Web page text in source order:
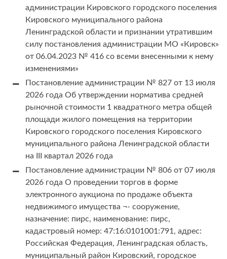
администрации Кировского городского поселения
Кировского муниципального района
Ленинградской области и признании утратившим
силу постановления администрации МО «Кировск»
от 06.04.2023 № 416 со всеми внесенными к нему
изменениями»
Постановление администрации № 827 от 13 июля
2026 года Об утверждении норматива средней
рыночной стоимости 1 квадратного метра общей
площади жилого помещения на территории
Кировского городского поселения Кировского
муниципального района Ленинградской области
на III квартал 2026 года
Постановление администрации № 806 от 07 июля
2026 года О проведении торгов в форме
электронного аукциона по продаже объекта
недвижимого имущества ¬- сооружение,
назначение: пирс, наименование: пирс,
кадастровый номер: 47:16:0101001:791, адрес:
Российская Федерация, Ленинградская область,
муниципальный район Кировский, городское